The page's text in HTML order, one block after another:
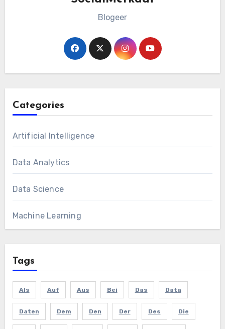
Blogeer
Categories
Artificial Intelligence
Data Analytics
Data Science
Machine Learning
Tags
Als Auf Aus Bei Das Data
Daten Dem Den Der Des Die